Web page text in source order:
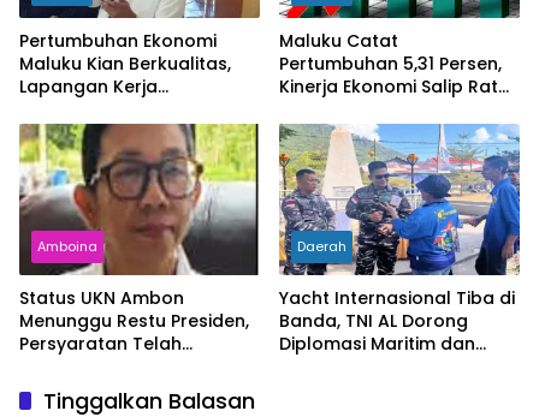
Pertumbuhan Ekonomi
Maluku Kian Berkualitas,
Lapangan Kerja
Kemiskinan Turun
Maluku Catat
Pertumbuhan 5,31 Persen,
Kinerja Ekonomi Salip Rata-
Amboina
Status UKN Ambon
Menunggu Restu Presiden,
Persyaratan Telah
Daerah
Yacht Internasional Tiba di
Banda, TNI AL Dorong
Diplomasi Maritim dan
Tinggalkan Balasan